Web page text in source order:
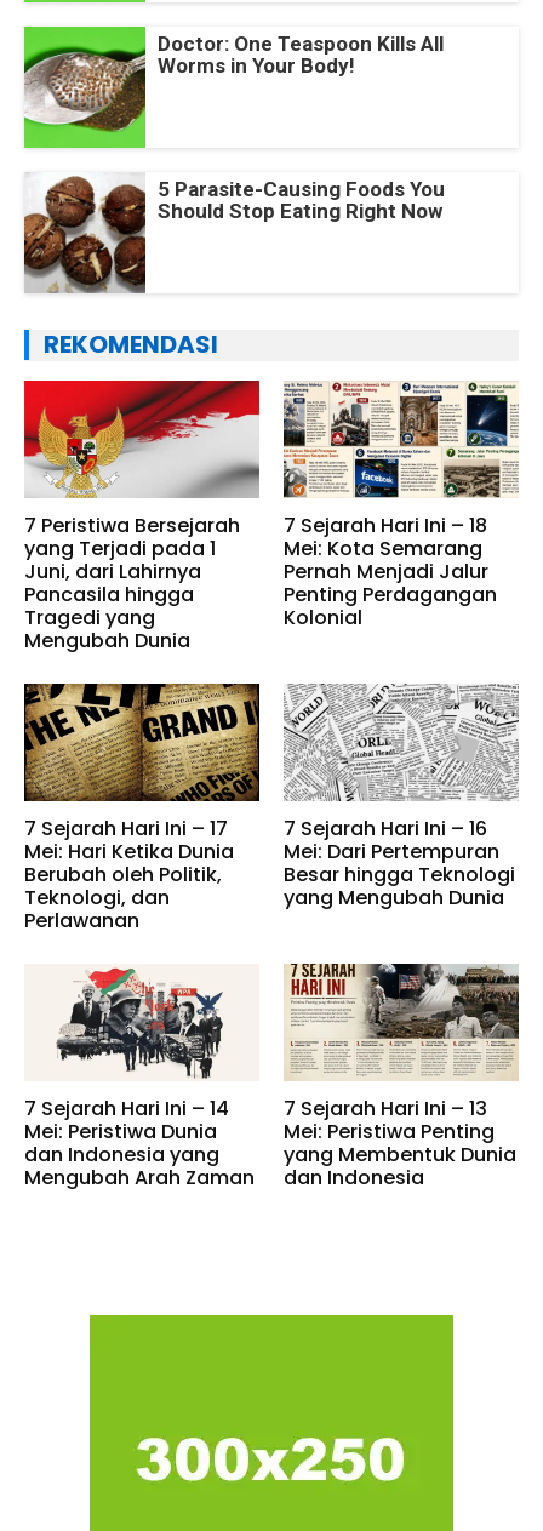
Doctor: One Teaspoon Kills All
Worms in Your Body!
5 Parasite-Causing Foods You
Should Stop Eating Right Now
REKOMENDASI
7 Peristiwa Bersejarah
yang Terjadi pada 1
Juni, dari Lahirnya
Pancasila hingga
Tragedi yang
Mengubah Dunia
7 Sejarah Hari Ini – 18
Mei: Kota Semarang
Pernah Menjadi Jalur
Penting Perdagangan
Kolonial
7 Sejarah Hari Ini – 17
Mei: Hari Ketika Dunia
Berubah oleh Politik,
Teknologi, dan
Perlawanan
7 Sejarah Hari Ini – 16
Mei: Dari Pertempuran
Besar hingga Teknologi
yang Mengubah Dunia
7 Sejarah Hari Ini – 14
Mei: Peristiwa Dunia
dan Indonesia yang
Mengubah Arah Zaman
7 Sejarah Hari Ini – 13
Mei: Peristiwa Penting
yang Membentuk Dunia
dan Indonesia